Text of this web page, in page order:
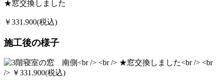
★窓交換しました
￥331.900(税込)
施工後の様子